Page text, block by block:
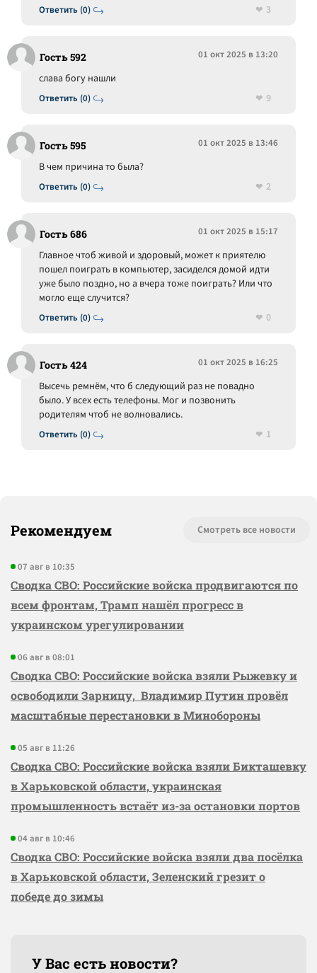
Ответить (0) 3
Гость 592 01 окт 2025 в 13:20
Ответить (0)
слава богу нашли
9
Гость 595 01 окт 2025 в 13:46
Ответить (0)
В чем причина то была?
2
Гость 686 01 окт 2025 в 15:17
Ответить (0)
Главное чтоб живой и здоровый, может к приятелю
пошел поиграть в компьютер, засиделся домой идти
уже было поздно, но а вчера тоже поиграть? Или что
могло еще случится?
0
Гость 424 01 окт 2025 в 16:25
Ответить (0)
Высечь ремнём, что б следующий раз не повадно
было. У всех есть телефоны. Мог и позвонить
родителям чтоб не волновались.
1
Рекомендуем Смотреть все новости
07 авг в 10:35
Сводка СВО: Российские войска продвигаются по
всем фронтам, Трамп нашёл прогресс в
украинском урегулировании
06 авг в 08:01
Сводка СВО: Российские войска взяли Рыжевку и
освободили Зарницу, Владимир Путин провёл
масштабные перестановки в Минобороны
05 авг в 11:26
Сводка СВО: Российские войска взяли Бикташевку
в Харьковской области, украинская
промышленность встаёт из-за остановки портов
04 авг в 10:46
Сводка СВО: Российские войска взяли два посёлка
в Харьковской области, Зеленский грезит о
победе до зимы
У Вас есть новости?